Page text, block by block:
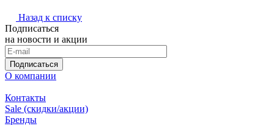
Назад к списку
Подписаться
на новости и акции
Подписаться
О компании
Контакты
Sale (скидки/акции)
Бренды